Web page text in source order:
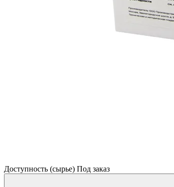
Доступность (сырье) Под заказ